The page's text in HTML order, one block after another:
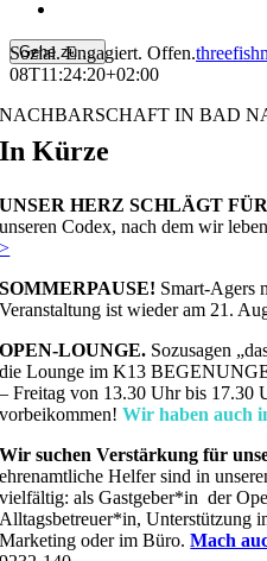
Gehe zu ...
Sozial. Engagiert. Offen.
08T11:24:20+02:00
NACHBARSCHAFT IN BAD
In Kürze
UNSER HERZ SCHLÄGT
unseren Codex, nach dem wir
>
SOMMERPAUSE! Smart-Agers
Veranstaltung ist wieder am 21.
OPEN-LOUNGE. Sozusagen
die Lounge im K13
– Freitag von 13.30 Uhr bis 17.30
vorbeikommen!Wir haben auch
Wir suchen Verstärkung für
ehrenamtliche Helfer sind in
vielfältig: als Gastgeber*in der
Alltagsbetreuer*in, Unterstützung
Marketing oder im Büro.Mach